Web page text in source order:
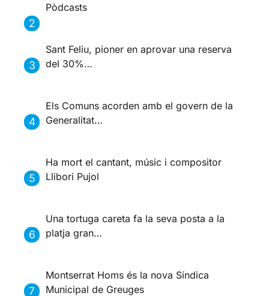
Pòdcasts
Sant Feliu, pioner en aprovar una reserva
del 30%…
Els Comuns acorden amb el govern de la
Generalitat…
Ha mort el cantant, músic i compositor
Llibori Pujol
Una tortuga careta fa la seva posta a la
platja gran…
Montserrat Homs és la nova Síndica
Municipal de Greuges